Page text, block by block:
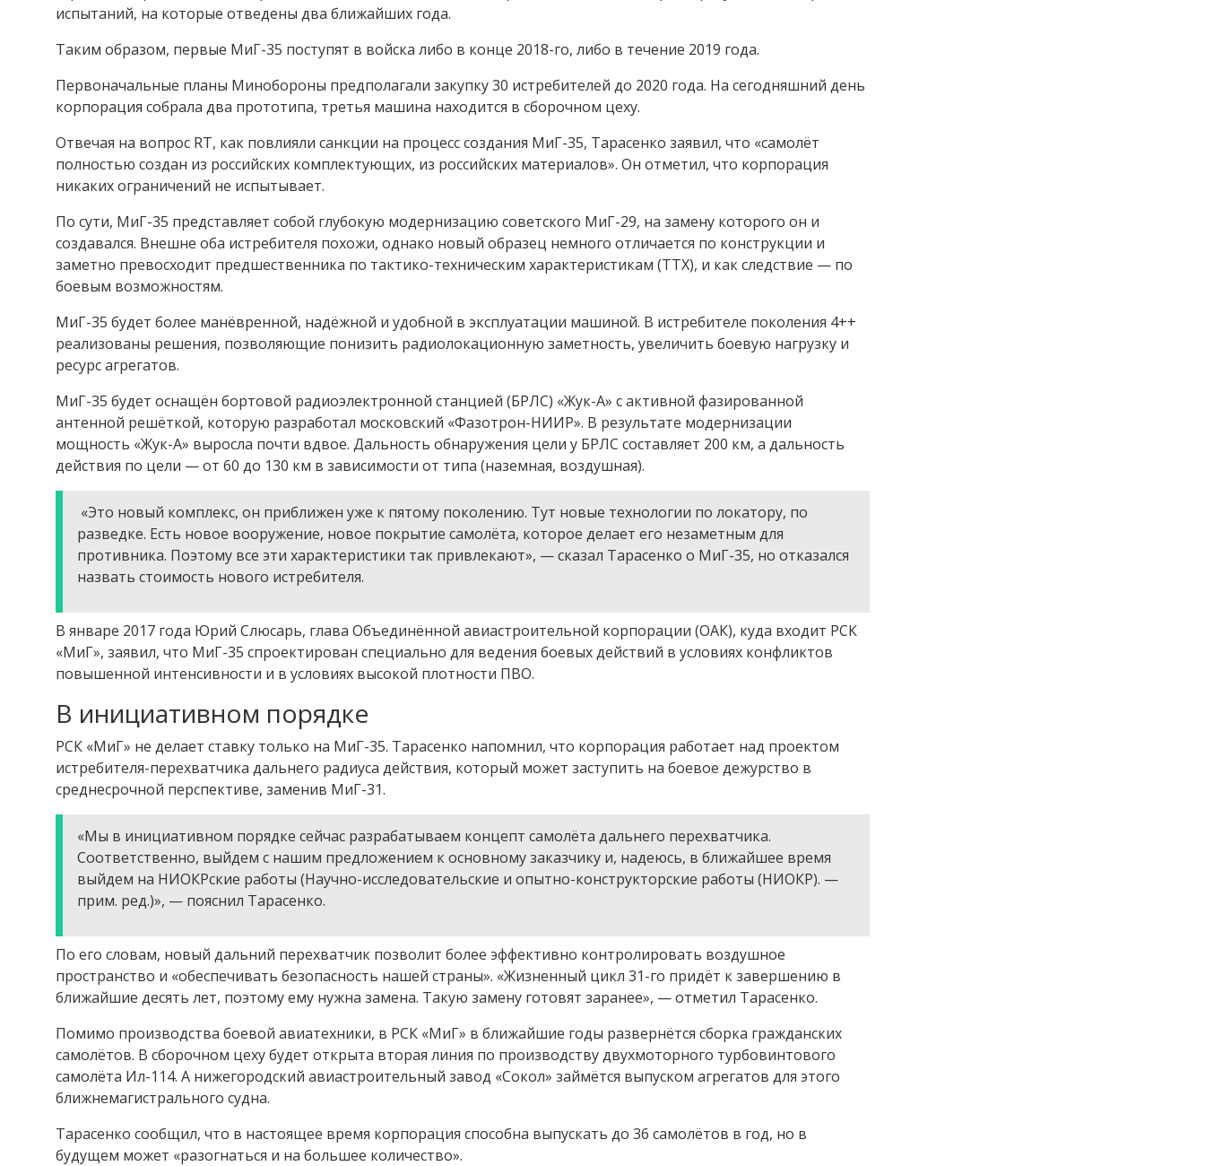
испытаний, на которые отведены два ближайших года.
Таким образом, первые МиГ-35 поступят в войска либо в конце 2018-го, либо в течение 2019 года.
Первоначальные планы Минобороны предполагали закупку 30 истребителей до 2020 года. На сегодняшний день
корпорация собрала два прототипа, третья машина находится в сборочном цеху.
Отвечая на вопрос RT, как повлияли санкции на процесс создания МиГ-35, Тарасенко заявил, что «самолёт
полностью создан из российских комплектующих, из российских материалов». Он отметил, что корпорация
никаких ограничений не испытывает.
По сути, МиГ-35 представляет собой глубокую модернизацию советского МиГ-29, на замену которого он и
создавался. Внешне оба истребителя похожи, однако новый образец немного отличается по конструкции и
заметно превосходит предшественника по тактико-техническим характеристикам (ТТХ), и как следствие — по
боевым возможностям.
МиГ-35 будет более манёвренной, надёжной и удобной в эксплуатации машиной. В истребителе поколения 4++
реализованы решения, позволяющие понизить радиолокационную заметность, увеличить боевую нагрузку и
ресурс агрегатов.
МиГ-35 будет оснащён бортовой радиоэлектронной станцией (БРЛС) «Жук-А» с активной фазированной
антенной решёткой, которую разработал московский «Фазотрон-НИИР». В результате модернизации
мощность «Жук-А» выросла почти вдвое. Дальность обнаружения цели у БРЛС составляет 200 км, а дальность
действия по цели — от 60 до 130 км в зависимости от типа (наземная, воздушная).
«Это новый комплекс, он приближен уже к пятому поколению. Тут новые технологии по локатору, по
разведке. Есть новое вооружение, новое покрытие самолёта, которое делает его незаметным для
противника. Поэтому все эти характеристики так привлекают», — сказал Тарасенко о МиГ-35, но отказался
назвать стоимость нового истребителя.
В январе 2017 года Юрий Слюсарь, глава Объединённой авиастроительной корпорации (ОАК), куда входит РСК
«МиГ», заявил, что МиГ-35 спроектирован специально для ведения боевых действий в условиях конфликтов
повышенной интенсивности и в условиях высокой плотности ПВО.
В инициативном порядке
РСК «МиГ» не делает ставку только на МиГ-35. Тарасенко напомнил, что корпорация работает над проектом
истребителя-перехватчика дальнего радиуса действия, который может заступить на боевое дежурство в
среднесрочной перспективе, заменив МиГ-31.
«Мы в инициативном порядке сейчас разрабатываем концепт самолёта дальнего перехватчика.
Соответственно, выйдем с нашим предложением к основному заказчику и, надеюсь, в ближайшее время
выйдем на НИОКРские работы (Научно-исследовательские и опытно-конструкторские работы (НИОКР). —
прим. ред.)», — пояснил Тарасенко.
По его словам, новый дальний перехватчик позволит более эффективно контролировать воздушное
пространство и «обеспечивать безопасность нашей страны». «Жизненный цикл 31-го придёт к завершению в
ближайшие десять лет, поэтому ему нужна замена. Такую замену готовят заранее», — отметил Тарасенко.
Помимо производства боевой авиатехники, в РСК «МиГ» в ближайшие годы развернётся сборка гражданских
самолётов. В сборочном цеху будет открыта вторая линия по производству двухмоторного турбовинтового
самолёта Ил-114. А нижегородский авиастроительный завод «Сокол» займётся выпуском агрегатов для этого
ближнемагистрального судна.
Тарасенко сообщил, что в настоящее время корпорация способна выпускать до 36 самолётов в год, но в
будущем может «разогнаться и на большее количество».